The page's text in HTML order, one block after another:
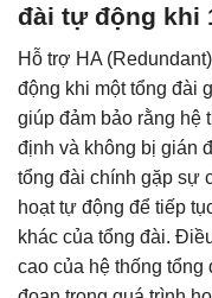
đài tự động khi
Hỗ trợ HA
động khi một tổng đài
giúp đảm bảo rằng hệ
định và không bị gián
tổng đài chính gặp sự
hoạt tự động để tiếp
khác của tổng đài.
cao của hệ thống